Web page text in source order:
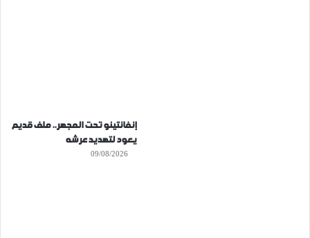
إنفانتينو تحت المجهر.. ملف قديم
يعود لتهديد عرشه
09/08/2026